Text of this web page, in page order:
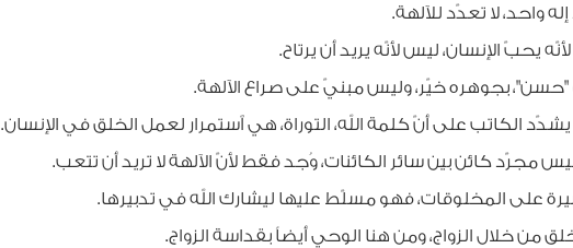
لا تعدّد للآلهة.
ليس لأنّه يريد أن يرتاح.
خيّر، وليس مبنيّ على صراع الآلهة.
على أنّ كلمة الله، التوراة، هي ٱستمرار لعمل الخلق في الإنسان.
بين سائر الكائنات، وُجد فقط لأنّ الآلهة لا تريد أن تتعب.
فهو مسلّط عليها ليشارك الله في تدبيرها.
الزواج، ومن هنا الوحي أيضاً بقداسة الزواج.